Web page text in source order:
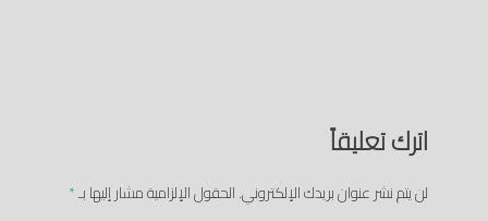
اترك تعليقاً
لن يتم نشر عنوان بريدك الإلكتروني.الحقول الإلزامية مشار إليها بـ*